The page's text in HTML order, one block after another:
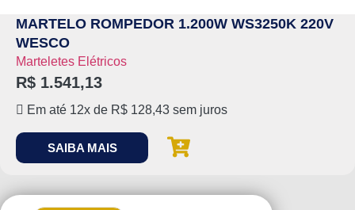
MARTELO ROMPEDOR 1.200W WS3250K 220V
WESCO
Marteletes Elétricos
R$ 1.541,13
Em até 12x de R$ 128,43 sem juros
SAIBA MAIS